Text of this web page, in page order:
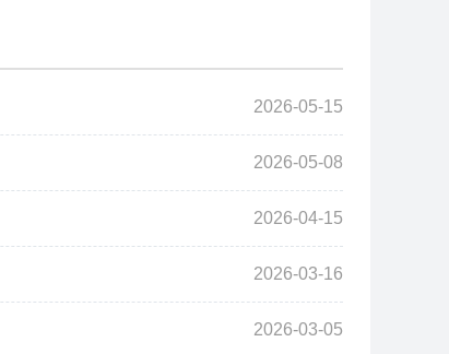
2026-05-15
2026-05-08
2026-04-15
2026-03-16
2026-03-05